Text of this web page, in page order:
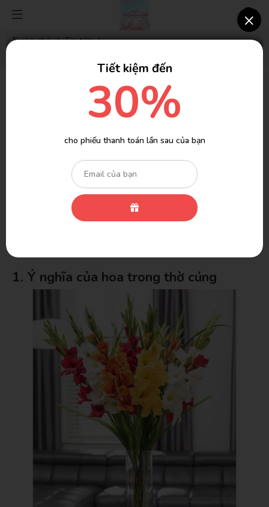
Trang chủ / Tin tức /
LỰA CHỌN HOA PHÙ HỢP CHO HOA
Thờ cúng là một loại hình tín ngưỡng truyền thống rất phổ biến
của người Việt Nam. Đây là một hình thức quan trọng của nhiều
tôn giáo và nghi lễ. Việc này không chỉ thể hiện lòng kính trọng,
tôn với thần linh hay ông bà tổ tiên, mà còn tạo ra không gian
lựa chọn hoa
1. Ý nghĩa của hoa trong thờ cúng
×
Tiết kiệm đến
30%
cho phiếu thanh toán lần sau của bạn